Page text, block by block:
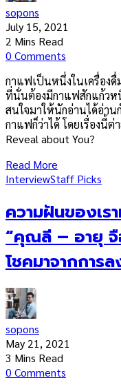
sopons
July 15, 2021
2 Mins Read
0 Comments
กาแฟเป็นหนึ่งในเครื่อ
ที่นั่นต้องมีกาแฟสักแก้วห
สนใจมาให้นักอ่านได้อ่าน
กาแฟก็ว่าได้ โดยเรื่องนี้ต่
Reveal about You?
Read More
InterviewStaff Picks
ความฝันของเร
“คุณลี – อายุ จื
โชคมาจากการ
sopons
May 21, 2021
3 Mins Read
0 Comments